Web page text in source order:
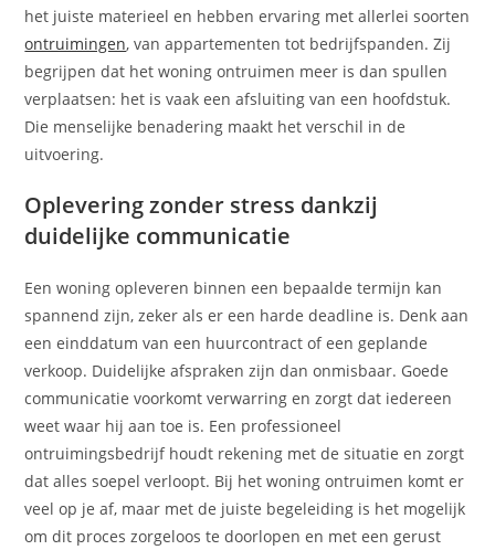
het juiste materieel en hebben ervaring met allerlei soorten
ontruimingen, van appartementen tot bedrijfspanden. Zij
begrijpen dat het woning ontruimen meer is dan spullen
verplaatsen: het is vaak een afsluiting van een hoofdstuk.
Die menselijke benadering maakt het verschil in de
uitvoering.
Oplevering zonder stress dankzij
duidelijke communicatie
Een woning opleveren binnen een bepaalde termijn kan
spannend zijn, zeker als er een harde deadline is. Denk aan
een einddatum van een huurcontract of een geplande
verkoop. Duidelijke afspraken zijn dan onmisbaar. Goede
communicatie voorkomt verwarring en zorgt dat iedereen
weet waar hij aan toe is. Een professioneel
ontruimingsbedrijf houdt rekening met de situatie en zorgt
dat alles soepel verloopt. Bij het woning ontruimen komt er
veel op je af, maar met de juiste begeleiding is het mogelijk
om dit proces zorgeloos te doorlopen en met een gerust